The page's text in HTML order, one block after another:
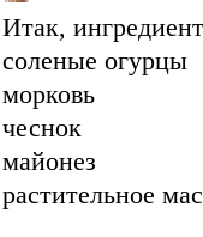
Итак,
соленые огурцы
морковь
чеснок
майонез
растительное